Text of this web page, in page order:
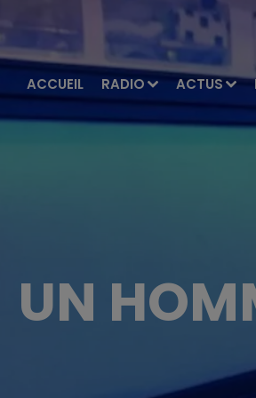
ACCUEIL RADIO ACTUS
UN